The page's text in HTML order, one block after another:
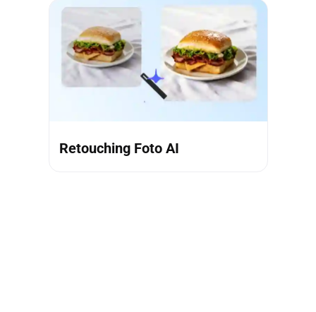
Retouching Foto AI